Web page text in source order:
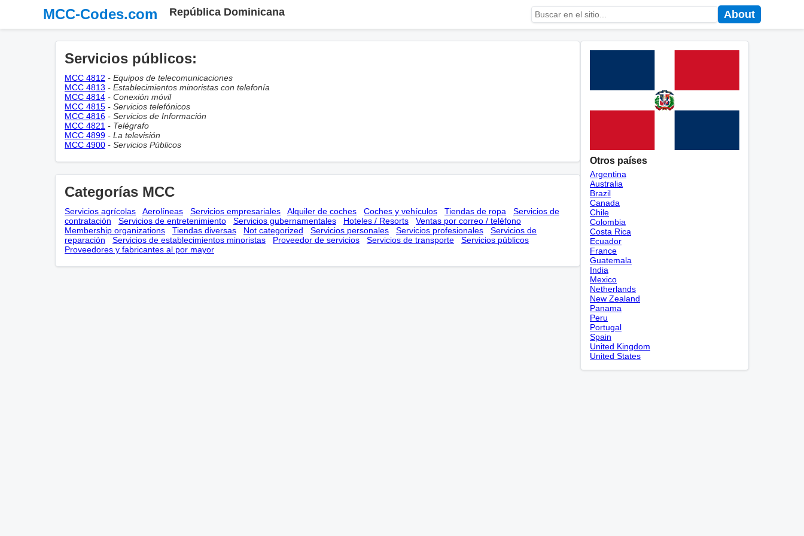
MCC-Codes.com República Dominicana About
Servicios públicos:
MCC 4812 - Equipos de telecomunicaciones
MCC 4813 - Establecimientos minoristas con telefonía
MCC 4814 - Conexión móvil
MCC 4815 - Servicios telefónicos
MCC 4816 - Servicios de Información
MCC 4821 - Telégrafo
MCC 4899 - La televisión
MCC 4900 - Servicios Públicos
Categorías MCC
Servicios agrícolas Aerolíneas Servicios empresariales Alquiler de coches Coches y vehículos Tiendas de ropa
Servicios de
contratación
Servicios de entretenimiento Servicios gubernamentales Hoteles / Resorts
Ventas por correo / teléfono
Membership оrganizations
Tiendas diversas Not categorized Servicios personales Servicios profesionales
Servicios de
reparación
Servicios de establecimientos minoristas Proveedor de servicios Servicios de transporte
Servicios públicos
Proveedores y fabricantes al por mayor
Otros países
Argentina
Australia
Brazil
Canada
Chile
Colombia
Costa Rica
Ecuador
France
Guatemala
India
Mexico
Netherlands
New Zealand
Panama
Peru
Portugal
Spain
United Kingdom
United States